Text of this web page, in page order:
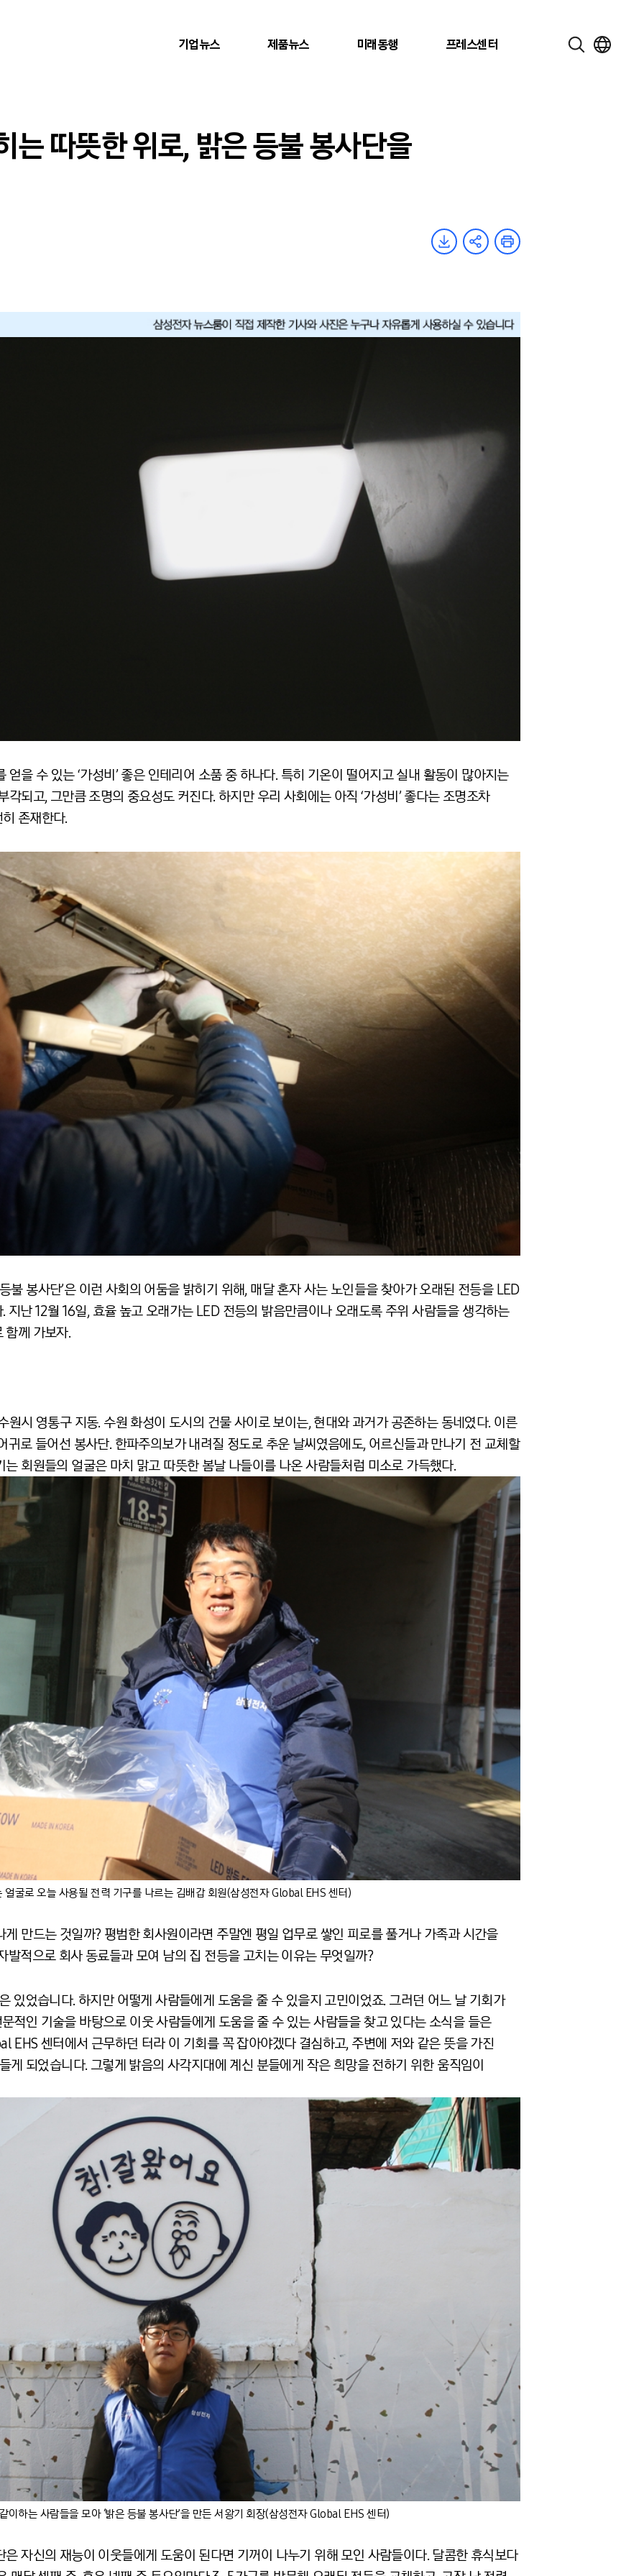
기업뉴스 제품뉴스 미래동행 프레스센터
는 따뜻한 위로, 밝은 등불 봉사단을
을 수 있는 ‘가성비’ 좋은 인테리어 소품 중 하나다. 특히 기온이 떨어지고 실내 활동이 많아지는
되고, 그만큼 조명의 중요성도 커진다. 하지만 우리 사회에는 아직 ‘가성비’ 좋다는 조명조차
존재한다.
불 봉사단’은 이런 사회의 어둠을 밝히기 위해, 매달 혼자 사는 노인들을 찾아가 오래된 전등을 LED
지난 12월 16일, 효율 높고 오래가는 LED 전등의 밝음만큼이나 오래도록 주위 사람들을 생각하는
함께 가보자.
원시 영통구 지동. 수원 화성이 도시의 건물 사이로 보이는, 현대와 과거가 공존하는 동네였다. 이른
귀로 들어선 봉사단. 한파주의보가 내려질 정도로 추운 날씨였음에도, 어르신들과 만나기 전 교체할
회원들의 얼굴은 마치 맑고 따뜻한 봄날 나들이를 나온 사람들처럼 미소로 가득했다.
굴로 오늘 사용될 전력 기구를 나르는 김배갑 회원(삼성전자 Global EHS 센터)
만드는 것일까? 평범한 회사원이라면 주말엔 평일 업무로 쌓인 피로를 풀거나 가족과 시간을
발적으로 회사 동료들과 모여 남의 집 전등을 고치는 이유는 무엇일까?
있었습니다. 하지만 어떻게 사람들에게 도움을 줄 수 있을지 고민이었죠. 그러던 어느 날 기회가
적인 기술을 바탕으로 이웃 사람들에게 도움을 줄 수 있는 사람들을 찾고 있다는 소식을 들은
EHS 센터에서 근무하던 터라 이 기회를 꼭 잡아야겠다 결심하고, 주변에 저와 같은 뜻을 가진
게 되었습니다. 그렇게 밝음의 사각지대에 계신 분들에게 작은 희망을 전하기 위한 움직임이
이하는 사람들을 모아 ‘밝은 등불 봉사단’을 만든 서왕기 회장(삼성전자 Global EHS 센터)
자신의 재능이 이웃들에게 도움이 된다면 기꺼이 나누기 위해 모인 사람들이다. 달콤한 휴식보다